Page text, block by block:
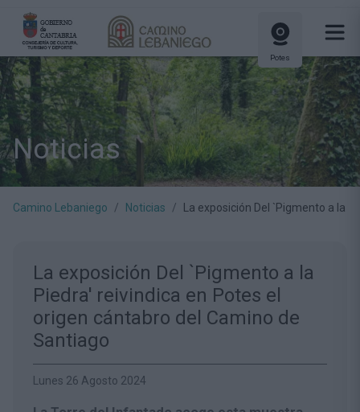
Potes
Noticias
Camino Lebaniego Noticias La exposición Del `Pigmento a la
La exposición Del `Pigmento a la
Piedra' reivindica en Potes el
origen cántabro del Camino de
Santiago
Lunes 26 Agosto 2024